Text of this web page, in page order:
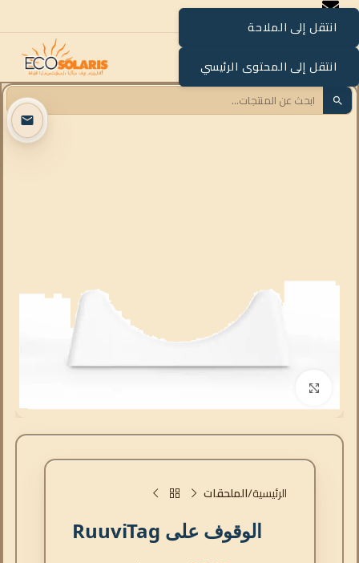
انتقل إلى الملاحة
انتقل إلى المحتوى الرئيسي
الرئيسية الملحقات
الوقوف على RuuviTag